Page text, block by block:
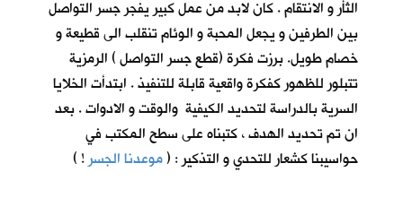
الثأر و الانتقام . كان لابد من عمل كبير يفجر جسر التواصل
بين الطرفين و يجعل المحبة و الوئام تنقلب الى قطيعة و
خصام طويل. برزت فكرة (قطع جسر التواصل ) الرمزية
تتبلور للظهور كفكرة واقعية قابلة للتنفيذ . ابتدأت الخلايا
السرية بالدراسة لتحديد الكيفية والوقت و الادوات . بعد
ان تم تحديد الهدف ، كتبناه على سطح المكتب في
حواسيبنا كشعار للتحدي و التذكير : (موعدنا الجسر!
)